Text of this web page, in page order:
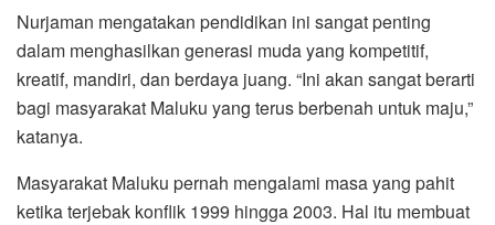
Nurjaman mengatakan pendidikan ini sangat penting
dalam menghasilkan generasi muda yang kompetitif,
kreatif, mandiri, dan berdaya juang. “Ini akan sangat berarti
bagi masyarakat Maluku yang terus berbenah untuk maju,”
katanya.
Masyarakat Maluku pernah mengalami masa yang pahit
ketika terjebak konflik 1999 hingga 2003. Hal itu membuat